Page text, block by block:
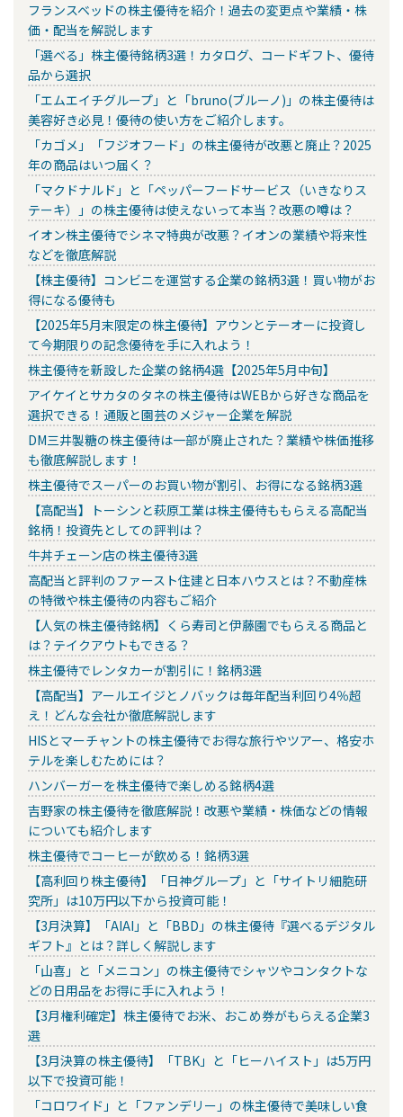
フランスベッドの株主優待を紹介！過去の変更点や業績・株
価・配当を解説します
「選べる」株主優待銘柄3選！カタログ、コードギフト、優待
品から選択
「エムエイチグループ」と「bruno(ブルーノ)」の株主優待は
美容好き必見！優待の使い方をご紹介します。
「カゴメ」「フジオフード」の株主優待が改悪と廃止？2025
年の商品はいつ届く？
「マクドナルド」と「ペッパーフードサービス（いきなりス
テーキ）」の株主優待は使えないって本当？改悪の噂は？
イオン株主優待でシネマ特典が改悪？イオンの業績や将来性
などを徹底解説
【株主優待】コンビニを運営する企業の銘柄3選！買い物がお
得になる優待も
【2025年5月末限定の株主優待】アウンとテーオーに投資し
て今期限りの記念優待を手に入れよう！
株主優待を新設した企業の銘柄4選【2025年5月中旬】
アイケイとサカタのタネの株主優待はWEBから好きな商品を
選択できる！通販と園芸のメジャー企業を解説
DM三井製糖の株主優待は一部が廃止された？業績や株価推移
も徹底解説します！
株主優待でスーパーのお買い物が割引、お得になる銘柄3選
【高配当】トーシンと萩原工業は株主優待ももらえる高配当
銘柄！投資先としての評判は？
牛丼チェーン店の株主優待3選
高配当と評判のファースト住建と日本ハウスとは？不動産株
の特徴や株主優待の内容もご紹介
【人気の株主優待銘柄】くら寿司と伊藤園でもらえる商品と
は？テイクアウトもできる？
株主優待でレンタカーが割引に！銘柄3選
【高配当】アールエイジとノバックは毎年配当利回り4％超
え！どんな会社か徹底解説します
HISとマーチャントの株主優待でお得な旅行やツアー、格安ホ
テルを楽しむためには？
ハンバーガーを株主優待で楽しめる銘柄4選
吉野家の株主優待を徹底解説！改悪や業績・株価などの情報
についても紹介します
株主優待でコーヒーが飲める！銘柄3選
【高利回り株主優待】「日神グループ」と「サイトリ細胞研
究所」は10万円以下から投資可能！
【3月決算】「AIAI」と「BBD」の株主優待『選べるデジタル
ギフト』とは？詳しく解説します
「山喜」と「メニコン」の株主優待でシャツやコンタクトな
どの日用品をお得に手に入れよう！
【3月権利確定】株主優待でお米、おこめ券がもらえる企業3
選
【3月決算の株主優待】「TBK」と「ヒーハイスト」は5万円
以下で投資可能！
「コロワイド」と「ファンデリー」の株主優待で美味しい食